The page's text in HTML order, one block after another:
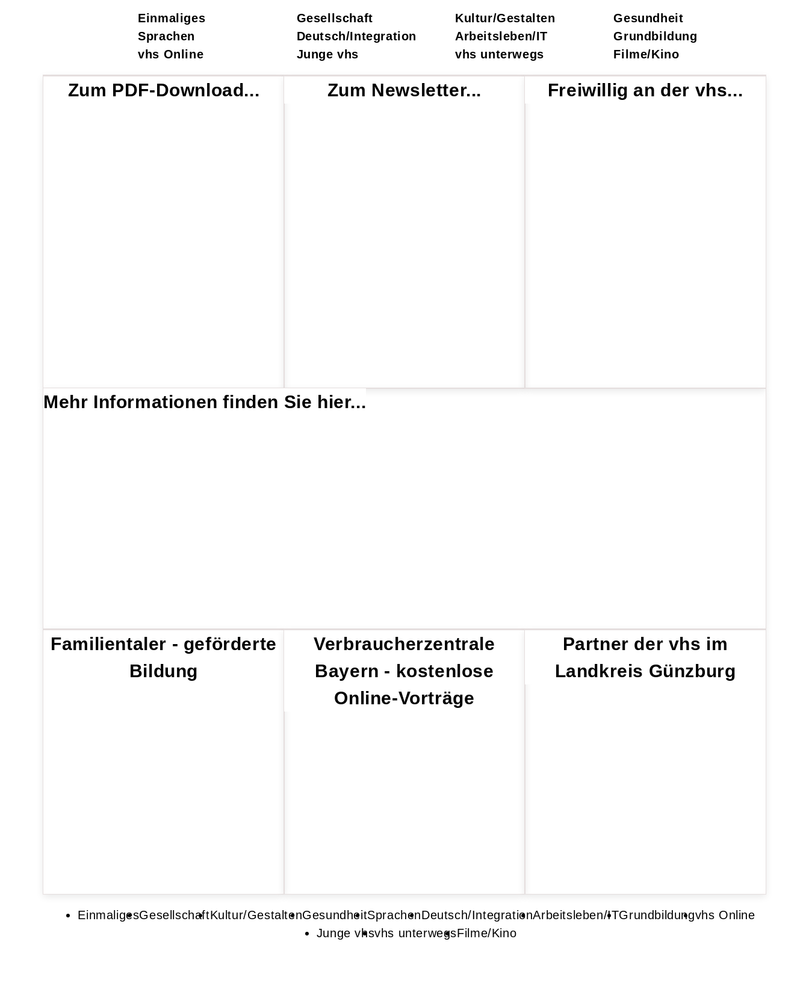
Einmaliges Gesellschaft Kultur/Gestalten
Gesundheit
Sprachen
Deutsch/Integration Arbeitsleben/IT
Grundbildung
vhs Online
Junge vhs vhs unterwegs Filme/Kino
Zum PDF-Download... Zum Newsletter... Freiwillig an der vhs...
Mehr Informationen finden Sie hier...
Familientaler - geförderte
Bildung
Verbraucherzentrale
Bayern - kostenlose
Online-Vorträge
Partner der vhs im
Landkreis Günzburg
EinmaligesGesellschaftKultur/GestaltenGesundheitSprachenDeutsch/IntegrationArbeitsleben/ITGrundbildungvhs Online
Junge vhsvhs unterwegsFilme/Kino